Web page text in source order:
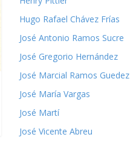
Hugo Rafael Chávez Frías
José Antonio Ramos Sucre
José Gregorio Hernández
José Marcial Ramos Guedez
José María Vargas
José Martí
José Vicente Abreu